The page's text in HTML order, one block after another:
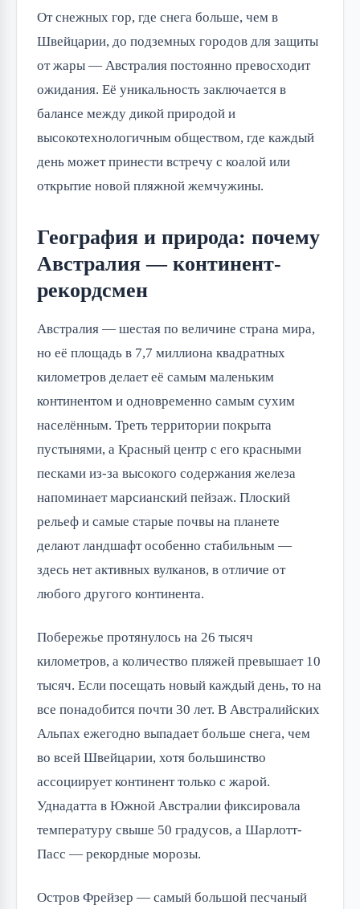
От снежных гор, где снега больше, чем в
Швейцарии, до подземных городов для защиты
от жары — Австралия постоянно превосходит
ожидания. Её уникальность заключается в
балансе между дикой природой и
высокотехнологичным обществом, где каждый
день может принести встречу с коалой или
открытие новой пляжной жемчужины.
География и природа: почему
Австралия — континент-
рекордсмен
Австралия — шестая по величине страна мира,
но её площадь в 7,7 миллиона квадратных
километров делает её самым маленьким
континентом и одновременно самым сухим
населённым. Треть территории покрыта
пустынями, а Красный центр с его красными
песками из-за высокого содержания железа
напоминает марсианский пейзаж. Плоский
рельеф и самые старые почвы на планете
делают ландшафт особенно стабильным —
здесь нет активных вулканов, в отличие от
любого другого континента.
Побережье протянулось на 26 тысяч
километров, а количество пляжей превышает 10
тысяч. Если посещать новый каждый день, то на
все понадобится почти 30 лет. В Австралийских
Альпах ежегодно выпадает больше снега, чем
во всей Швейцарии, хотя большинство
ассоциирует континент только с жарой.
Уднадатта в Южной Австралии фиксировала
температуру свыше 50 градусов, а Шарлотт-
Пасс — рекордные морозы.
Остров Фрейзер — самый большой песчаный